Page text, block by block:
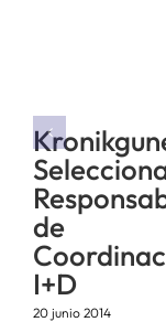
de
I+D
20 junio 2014